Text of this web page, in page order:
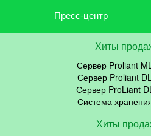
Пресс-центр
Хиты
Сервер Proliant
Сервер Proliant
Сервер ProLiant
Система
Хиты